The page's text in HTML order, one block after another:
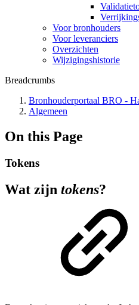
Voor bronhouders
Voor leveranciers
Overzichten
Wijzigingshistorie
Breadcrumbs
Bronhouderportaal BRO -
Algemeen
On this Page
Tokens
Wat zijn tokens?